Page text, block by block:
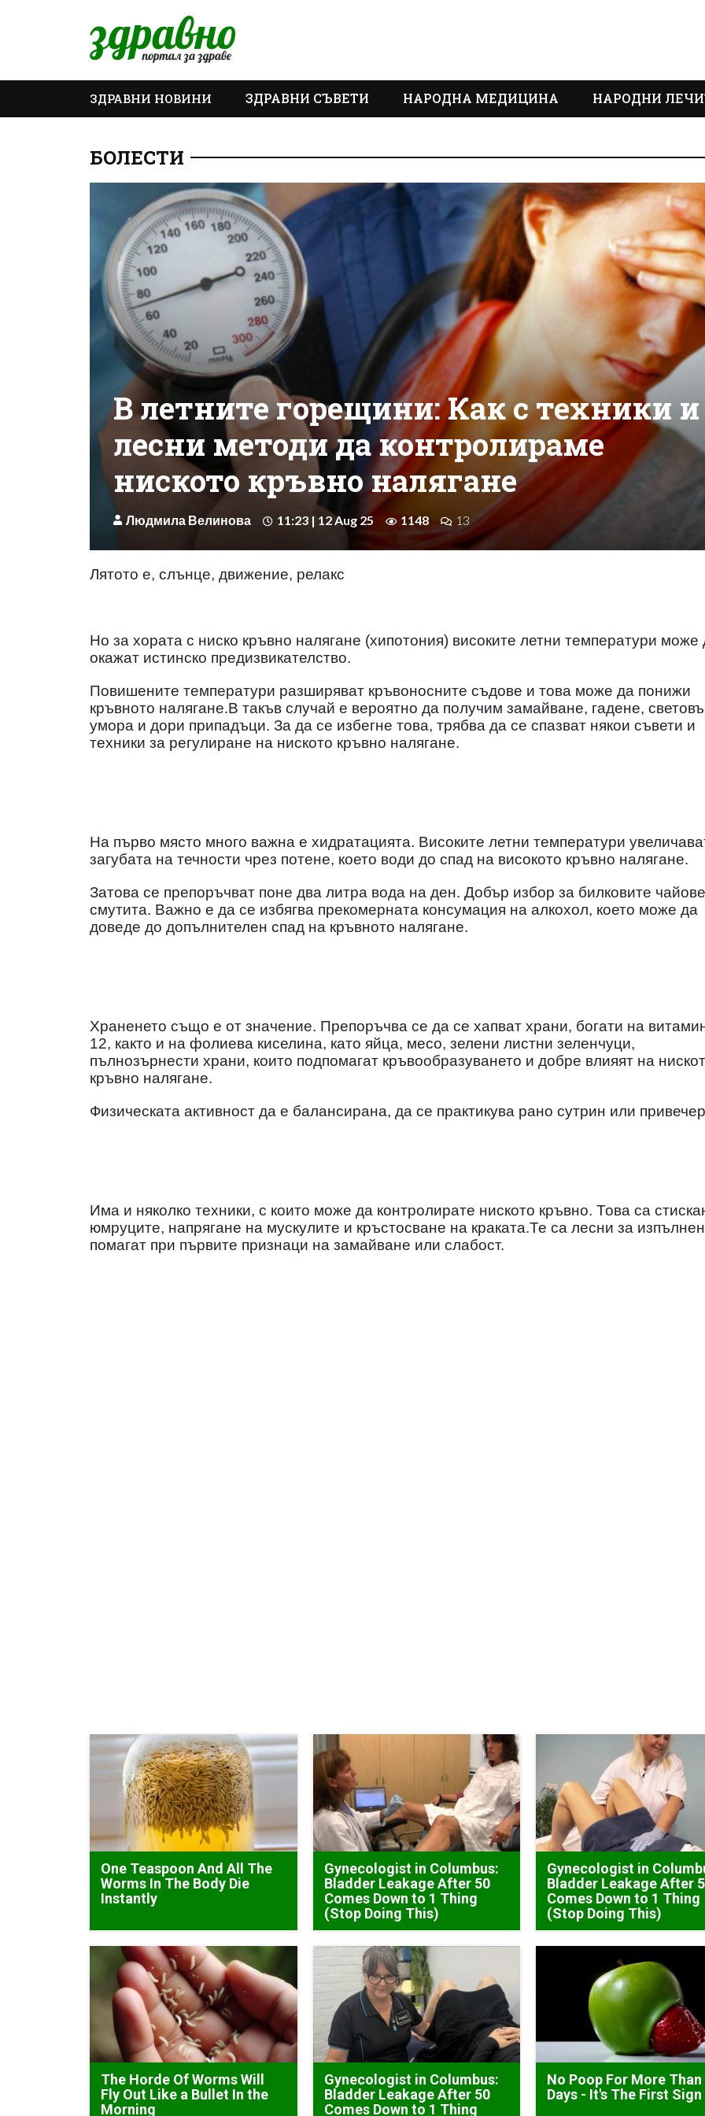
ЗДРАВНИ НОВИНИ ЗДРАВНИ СЪВЕТИ НАРОДНА МЕДИЦИНА НАРОДНИ
БОЛЕСТИ
В летните горещини: Как с техники и
лесни методи да контролираме
ниското кръвно налягане
Людмила Велинова 11:23 | 12 Aug 25 1148 13
Лятото е, слънце, движение, релакс
Но за хората с ниско кръвно налягане (хипотония) високите летни температури може
окажат истинско предизвикателство.
Повишените температури разширяват кръвоносните съдове и това може да понижи
кръвното налягане.В такъв случай е вероятно да получим замайване, гадене,
умора и дори припадъци. За да се избегне това, трябва да се спазват някои съвети и
техники за регулиране на ниското кръвно налягане.
На първо място много важна е хидратацията. Високите летни температури
загубата на течности чрез потене, което води до спад на високото кръвно налягане.
Затова се препоръчват поне два литра вода на ден. Добър избор за билковите
смутита. Важно е да се избягва прекомерната консумация на алкохол, което може да
доведе до допълнителен спад на кръвното налягане.
Храненето също е от значение. Препоръчва се да се хапват храни, богати на
12, както и на фолиева киселина, като яйца, месо, зелени листни зеленчуци,
пълнозърнести храни, които подпомагат кръвообразуването и добре влияят на
кръвно налягане.
Физическата активност да е балансирана, да се практикува рано сутрин или
Има и няколко техники, с които може да контролирате ниското кръвно. Това са
юмруците, напрягане на мускулите и кръстосване на краката.Те са лесни за
помагат при първите признаци на замайване или слабост.
One Teaspoon And All The
Worms In The Body Die
Instantly
Gynecologist in Columbus:
Bladder Leakage After 50
Comes Down to 1 Thing
(Stop Doing This)
Gynecologist in
Bladder Leakage After
Comes Down to 1 Thing
(Stop Doing This)
The Horde Of Worms Will
Fly Out Like a Bullet In the
Morning
Gynecologist in Columbus:
Bladder Leakage After 50
Comes Down to 1 Thing
No Poop For More Than
Days - It's The First Sign